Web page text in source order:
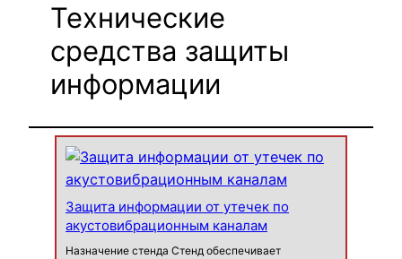
Технические
средства защиты
информации
Защита информации от утечек по
акустовибрационным каналам
Назначение стенда Стенд обеспечивает